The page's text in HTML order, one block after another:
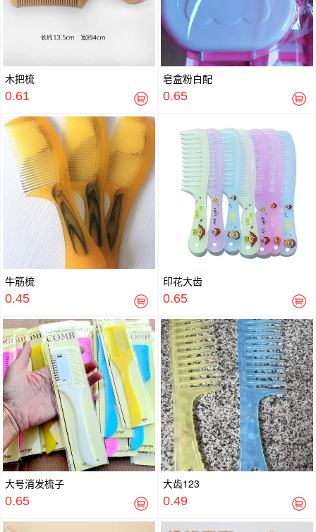
木把梳
0.61
皂盒粉白配
0.65
牛筋梳
0.45
印花大齿
0.65
大号消发梳子
0.65
大齿123
0.49